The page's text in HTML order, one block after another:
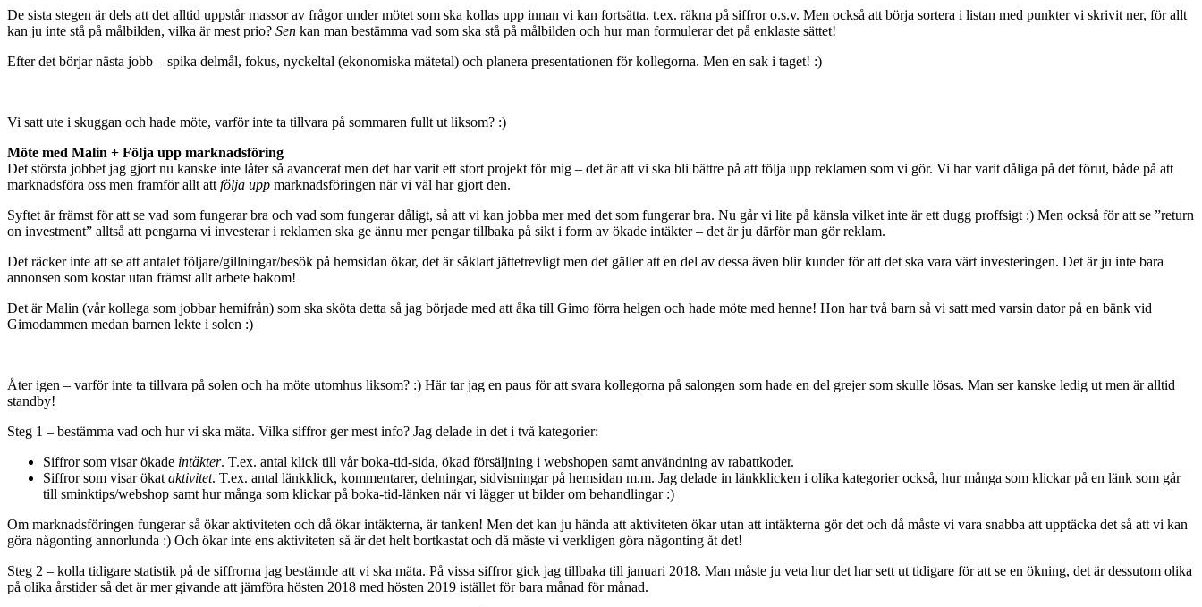
De sista stegen är dels att det alltid uppstår massor av frågor under mötet som ska kollas upp innan vi kan fortsätta, t.ex. räkna på siffror o.s.v. Men också att börja sortera i listan med punkter vi skrivit ner, för allt
kan ju inte stå på målbilden, vilka är mest prio? Sen kan man bestämma vad som ska stå på målbilden och hur man formulerar det på enklaste sättet!
Efter det börjar nästa jobb – spika delmål, fokus, nyckeltal (ekonomiska mätetal) och planera presentationen för kollegorna. Men en sak i taget! :)
Vi satt ute i skuggan och hade möte, varför inte ta tillvara på sommaren fullt ut liksom? :)
Möte med Malin + Följa upp marknadsföring
Det största jobbet jag gjort nu kanske inte låter så avancerat men det har varit ett stort projekt för mig – det är att vi ska bli bättre på att följa upp reklamen som vi gör. Vi har varit dåliga på det förut, både på att
marknadsföra oss men framför allt att följa upp marknadsföringen när vi väl har gjort den.
Syftet är främst för att se vad som fungerar bra och vad som fungerar dåligt, så att vi kan jobba mer med det som fungerar bra. Nu går vi lite på känsla vilket inte är ett dugg proffsigt :) Men också för att se ”return
on investment” alltså att pengarna vi investerar i reklamen ska ge ännu mer pengar tillbaka på sikt i form av ökade intäkter – det är ju därför man gör reklam.
Det räcker inte att se att antalet följare/gillningar/besök på hemsidan ökar, det är såklart jättetrevligt men det gäller att en del av dessa även blir kunder för att det ska vara värt investeringen. Det är ju inte bara
annonsen som kostar utan främst allt arbete bakom!
Det är Malin (vår kollega som jobbar hemifrån) som ska sköta detta så jag började med att åka till Gimo förra helgen och hade möte med henne! Hon har två barn så vi satt med varsin dator på en bänk vid
Gimodammen medan barnen lekte i solen :)
Åter igen – varför inte ta tillvara på solen och ha möte utomhus liksom? :) Här tar jag en paus för att svara kollegorna på salongen som hade en del grejer som skulle lösas. Man ser kanske ledig ut men är alltid
standby!
Steg 1 – bestämma vad och hur vi ska mäta. Vilka siffror ger mest info? Jag delade in det i två kategorier:
Siffror som visar ökade intäkter. T.ex. antal klick till vår boka-tid-sida, ökad försäljning i webshopen samt användning av rabattkoder.
Siffror som visar ökat aktivitet. T.ex. antal länkklick, kommentarer, delningar, sidvisningar på hemsidan m.m. Jag delade in länkklicken i olika kategorier också, hur många som klickar på en länk som går
till sminktips/webshop samt hur många som klickar på boka-tid-länken när vi lägger ut bilder om behandlingar :)
Om marknadsföringen fungerar så ökar aktiviteten och då ökar intäkterna, är tanken! Men det kan ju hända att aktiviteten ökar utan att intäkterna gör det och då måste vi vara snabba att upptäcka det så att vi kan
göra någonting annorlunda :) Och ökar inte ens aktiviteten så är det helt bortkastat och då måste vi verkligen göra någonting åt det!
Steg 2 – kolla tidigare statistik på de siffrorna jag bestämde att vi ska mäta. På vissa siffror gick jag tillbaka till januari 2018. Man måste ju veta hur det har sett ut tidigare för att se en ökning, det är dessutom olika
på olika årstider så det är mer givande att jämföra hösten 2018 med hösten 2019 istället för bara månad för månad.